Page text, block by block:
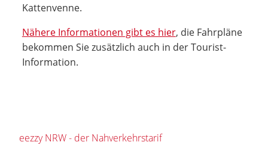
Kattenvenne.
Nähere Informationen gibt es hier, die Fahrpläne
bekommen Sie zusätzlich auch in der Tourist-
Information.
eezzy NRW - der Nahverkehrstarif